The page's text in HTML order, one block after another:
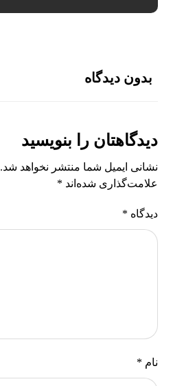
بدون دیدگاه
دیدگاهتان را بنویسید
نشانی ایمیل شما منتشر نخواهد شد.
علامت‌گذاری شده‌اند *
دیدگاه *
نام *